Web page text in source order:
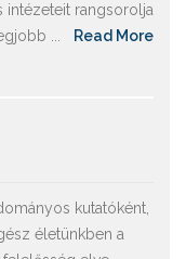
intézeteit rangsorolja
...
Read More
kutatóként,
életünkben a